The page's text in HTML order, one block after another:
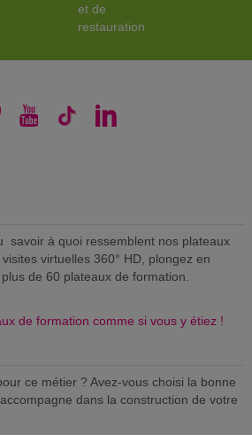
et de
restauration
savoir à quoi ressemblent nos plateaux
virtuelles 360° HD, plongez en
de 60 plateaux de formation.
de formation comme si vous y étiez !
ce métier ? Avez-vous choisi la bonne
dans la construction de votre